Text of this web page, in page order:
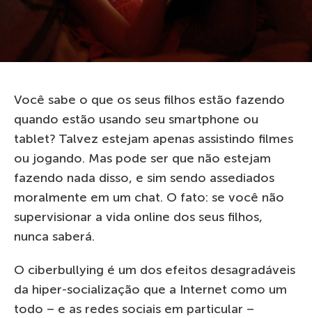
Você sabe o que os seus filhos estão fazendo
quando estão usando seu smartphone ou
tablet? Talvez estejam apenas assistindo filmes
ou jogando. Mas pode ser que não estejam
fazendo nada disso, e sim sendo assediados
moralmente em um chat. O fato: se você não
supervisionar a vida online dos seus filhos,
nunca saberá.
O ciberbullying é um dos efeitos desagradáveis
​​da hiper-socialização que a Internet como um
todo – e as redes sociais em particular –